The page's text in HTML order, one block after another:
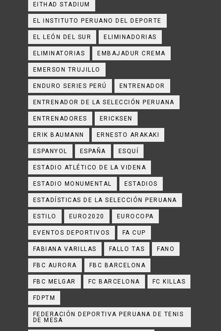
EITHAD STADIUM
EL INSTITUTO PERUANO DEL DEPORTE
EL LEÓN DEL SUR ELIMINADORIAS
ELIMINATORIAS EMBAJADUR CREMA
EMERSON TRUJILLO
ENDURO SERIES PERÚ ENTRENADOR
ENTRENADOR DE LA SELECCIÓN PERUANA
ENTRENADORES ERICKSEN
ERIK BAUMANN ERNESTO ARAKAKI
ESPANYOL ESPAÑA ESQUÍ
ESTADIO ATLÉTICO DE LA VIDENA
ESTADIO MONUMENTAL ESTADIOS
ESTADÍSTICAS DE LA SELECCIÓN PERUANA
ESTILO EURO2020 EUROCOPA
EVENTOS DEPORTIVOS FA CUP
FABIANA VARILLAS FALLO TAS FANO
FBC AURORA FBC BARCELONA
FBC MELGAR FC BARCELONA FC KILLAS
FDPTM
FEDERACIÓN DEPORTIVA PERUANA DE TENIS
DE MESA